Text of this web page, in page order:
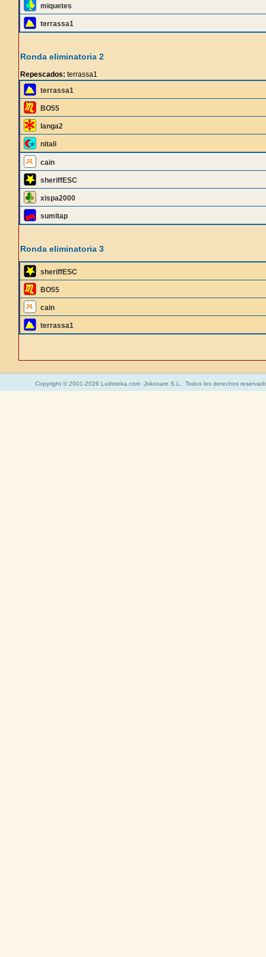
miquetes
terrassa1
Ronda eliminatoria 2
Repescados: terrassa1
terrassa1
BO55
langa2
nitali
cain
sheriffESC
xispa2000
sumitap
Ronda eliminatoria 3
sheriffESC
BO55
cain
terrassa1
Copyright © 2001-2026 Ludoteka.com Jokosare S.L. Todos los derechos